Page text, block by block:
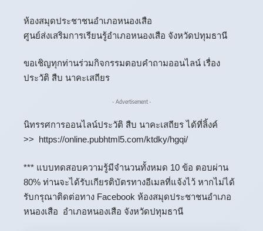
ห้องสมุดประชาชนอำเภอหนองเสือ
ศูนย์ส่งเสริมการเรียนรู้อำเภอหนองเสือ จังหวัดปทุมธานี
ขอเชิญทุกท่านร่วมกิจกรรมตอบคำถามออนไลน์ เรื่อง
ประวัติ สืบ นาคะเสถียร
- Advertisement -
นิทรรศการออนไลน์ประวัติ สืบ นาคะเสถียร ได้ที่ลิ้งค์
>> https://online.pubhtml5.com/ktdky/hgqi/
*** แบบทดสอบความรู้มีจำนวนทั้งหมด 10 ข้อ ตอบผ่าน
80% ท่านจะได้รับเกียรติบัตรทางอีเมลที่แจ้งไว้ หากไม่ได้
รับกรุณาติดต่อทาง Facebook ห้องสมุดประชาชนอำเภอ
หนองเสือ อำเภอหนองเสือ จังหวัดปทุมธานี